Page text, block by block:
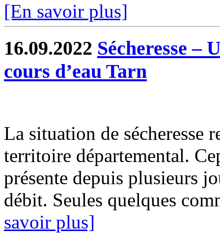
[En savoir plus]
16.09.2022 Sécheresse –
cours d’eau Tarn
La situation de sécheresse
territoire départemental.
présente depuis plusieurs
débit. Seules quelques
savoir plus]